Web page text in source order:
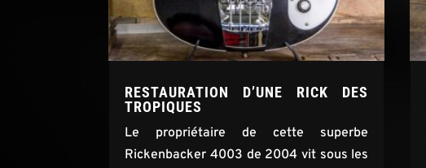
RESTAURATION D’UNE RICK DES
TROPIQUES
Le propriétaire de cette superbe
Rickenbacker 4003 de 2004 vit sous les